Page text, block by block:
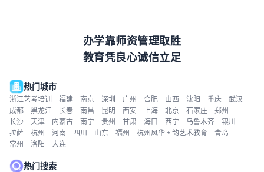
办学靠师资管理取胜
教育凭良心诚信立足
热门城市
浙江艺考培训 福建 南京 深圳 广州 合肥 山西 沈阳 重庆
武汉
成都
黑龙江 长春 南昌 昆明 西安 上海 北京 石家庄
郑州
长沙
天津 内蒙古 南宁 贵州 甘肃 海口 西宁 乌鲁木齐
银川
拉萨
杭州 河南 四川 山东 福州 杭州风华国韵艺术教育
青岛
常州
洛阳 大连
热门搜索